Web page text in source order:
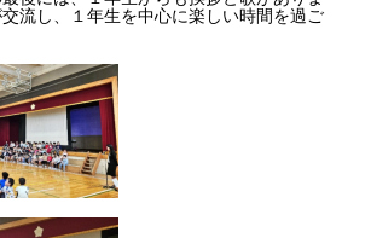
流し、１年生を中心に楽しい時間を過ご